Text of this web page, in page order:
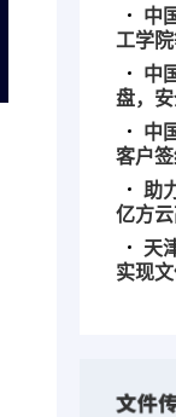
中
工学
中
盘，
中
客户
助
亿方
天
实现